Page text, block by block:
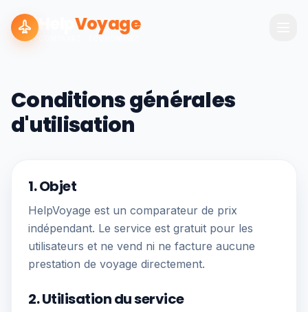
Voyage
Conditions générales
d'utilisation
1. Objet
HelpVoyage est un comparateur de prix
indépendant. Le service est gratuit pour les
utilisateurs et ne vend ni ne facture aucune
prestation de voyage directement.
2. Utilisation du service